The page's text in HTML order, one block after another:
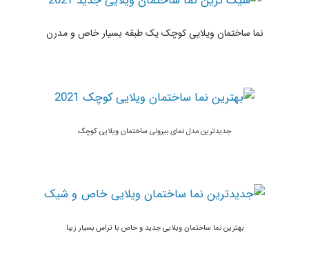
نما ساختمان ویلایی کوچک یک طبقه بسیار خاص و مدرن
جدیدترین مدل نمای بیرونی ساختمان ویلایی کوچک
بهترین نما ساختمان ویلایی جدید و خاص با تراس بسیار زیبا